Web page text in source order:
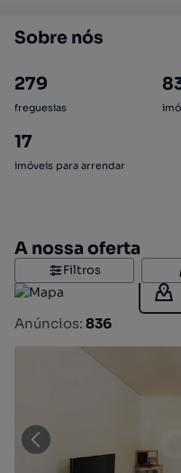
Sobre nós
279
freguesias
17
imóveis para arrendar
A nossa oferta
Filtros
Anúncios: 836